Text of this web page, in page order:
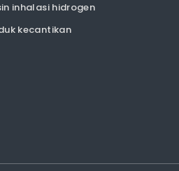
inhalasi hidrogen
kecantikan